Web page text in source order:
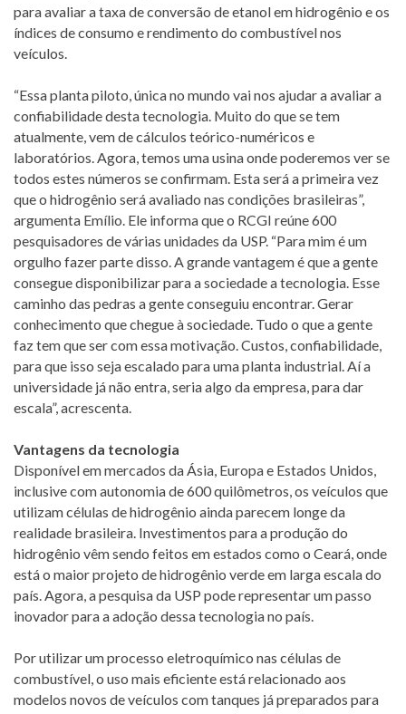
para avaliar a taxa de conversão de etanol em hidrogênio e os
índices de consumo e rendimento do combustível nos
veículos.
“Essa planta piloto, única no mundo vai nos ajudar a avaliar a
confiabilidade desta tecnologia. Muito do que se tem
atualmente, vem de cálculos teórico-numéricos e
laboratórios. Agora, temos uma usina onde poderemos ver se
todos estes números se confirmam. Esta será a primeira vez
que o hidrogênio será avaliado nas condições brasileiras”,
argumenta Emílio. Ele informa que o RCGI reúne 600
pesquisadores de várias unidades da USP. “Para mim é um
orgulho fazer parte disso. A grande vantagem é que a gente
consegue disponibilizar para a sociedade a tecnologia. Esse
caminho das pedras a gente conseguiu encontrar. Gerar
conhecimento que chegue à sociedade. Tudo o que a gente
faz tem que ser com essa motivação. Custos, confiabilidade,
para que isso seja escalado para uma planta industrial. Aí a
universidade já não entra, seria algo da empresa, para dar
escala”, acrescenta.
Vantagens da tecnologia
Disponível em mercados da Ásia, Europa e Estados Unidos,
inclusive com autonomia de 600 quilômetros, os veículos que
utilizam células de hidrogênio ainda parecem longe da
realidade brasileira. Investimentos para a produção do
hidrogênio vêm sendo feitos em estados como o Ceará, onde
está o maior projeto de hidrogênio verde em larga escala do
país. Agora, a pesquisa da USP pode representar um passo
inovador para a adoção dessa tecnologia no país.
Por utilizar um processo eletroquímico nas células de
combustível, o uso mais eficiente está relacionado aos
modelos novos de veículos com tanques já preparados para